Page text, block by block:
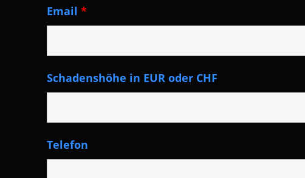
Email *
Schadenshöhe in EUR oder CHF
Telefon